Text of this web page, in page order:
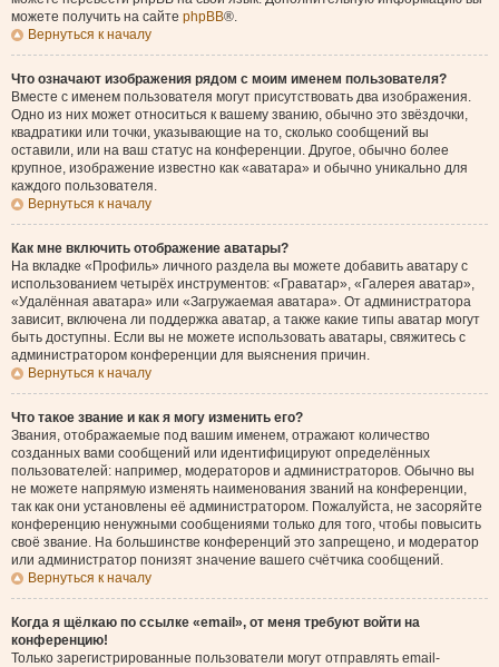
можете получить на сайте phpBB®.
Вернуться к началу
Что означают изображения рядом с моим именем пользователя?
Вместе с именем пользователя могут присутствовать два изображения.
Одно из них может относиться к вашему званию, обычно это звёздочки,
квадратики или точки, указывающие на то, сколько сообщений вы
оставили, или на ваш статус на конференции. Другое, обычно более
крупное, изображение известно как «аватара» и обычно уникально для
каждого пользователя.
Вернуться к началу
Как мне включить отображение аватары?
На вкладке «Профиль» личного раздела вы можете добавить аватару с
использованием четырёх инструментов: «Граватар», «Галерея аватар»,
«Удалённая аватара» или «Загружаемая аватара». От администратора
зависит, включена ли поддержка аватар, а также какие типы аватар могут
быть доступны. Если вы не можете использовать аватары, свяжитесь с
администратором конференции для выяснения причин.
Вернуться к началу
Что такое звание и как я могу изменить его?
Звания, отображаемые под вашим именем, отражают количество
созданных вами сообщений или идентифицируют определённых
пользователей: например, модераторов и администраторов. Обычно вы
не можете напрямую изменять наименования званий на конференции,
так как они установлены её администратором. Пожалуйста, не засоряйте
конференцию ненужными сообщениями только для того, чтобы повысить
своё звание. На большинстве конференций это запрещено, и модератор
или администратор понизят значение вашего счётчика сообщений.
Вернуться к началу
Когда я щёлкаю по ссылке «email», от меня требуют войти на
конференцию!
Только зарегистрированные пользователи могут отправлять email-